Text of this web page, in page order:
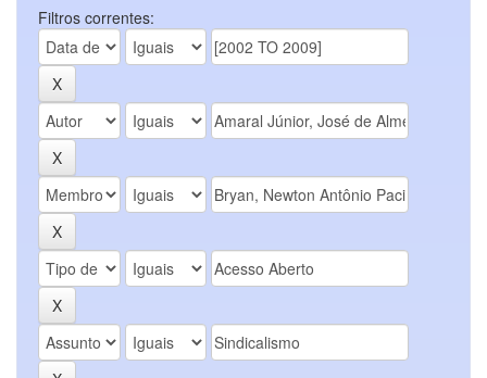
Filtros correntes: